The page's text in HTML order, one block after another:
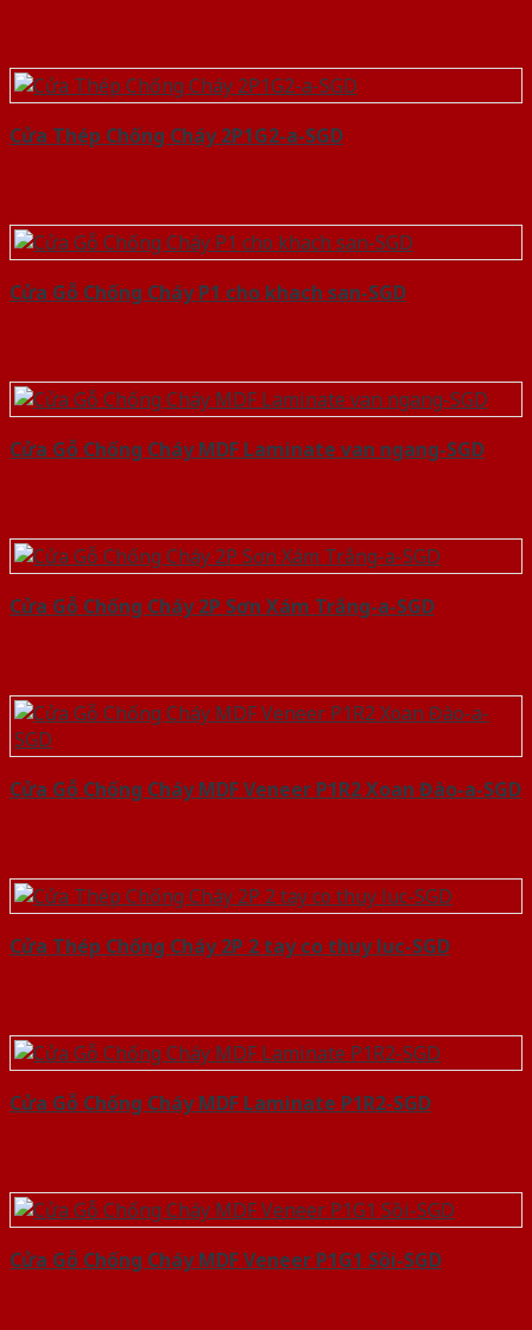
Cửa Thép Chống Cháy 2P1G2-a-SGD
Cửa Gỗ Chống Cháy P1 cho khach san-SGD
Cửa Gỗ Chống Cháy MDF Laminate van ngang-SGD
Cửa Gỗ Chống Cháy 2P Sơn Xám Trắng-a-SGD
Cửa Gỗ Chống Cháy MDF Veneer P1R2 Xoan Đào-a-SGD
Cửa Thép Chống Cháy 2P 2 tay co thuy luc-SGD
Cửa Gỗ Chống Cháy MDF Laminate P1R2-SGD
Cửa Gỗ Chống Cháy MDF Veneer P1G1 Sồi-SGD